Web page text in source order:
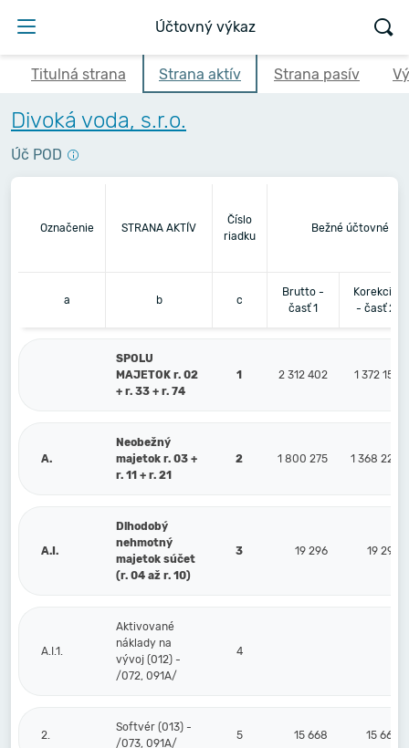
Účtovný výkaz
Titulná strana Strana aktív Strana pasív
Divoká voda, s.r.o.
Úč POD
Označenie STRANA AKTÍV
Číslo
riadku
Bežné účtovné
a b c
Brutto -
časť 1
Korekcia
- časť 2
SPOLU
MAJETOK r. 02
+ r. 33 + r. 74
1 2 312 402 1 372 159
A.
Neobežný
majetok r. 03 +
r. 11 + r. 21
2 1 800 275 1 368 226
A.I.
Dlhodobý
nehmotný
majetok súčet
(r. 04 až r. 10)
3 19 296 19 296
A.I.1.
Aktivované
náklady na
vývoj (012) -
/072, 091A/
4
2.
Softvér (013) -
/073, 091A/
5 15 668 15 668